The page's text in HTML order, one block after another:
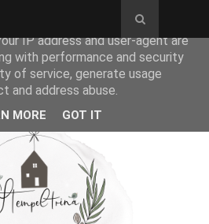
Google to deliver its services
IP address and user-agent are
with performance and security
of service, generate usage
and address abuse.
MORE GOT IT